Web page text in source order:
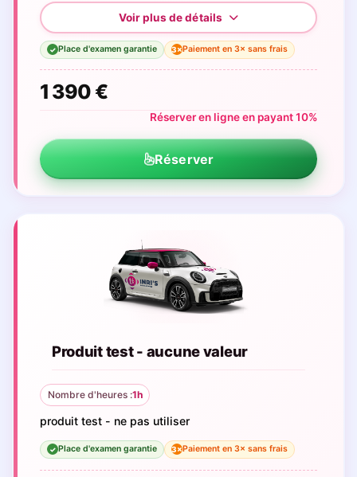
✓ Place d'examen garantie 3×Paiement en 3× sans frais
1 390 €
Réserver en ligne en payant 10%
Réserver
Produit test - aucune valeur
Nombre d'heures :1h
produit test - ne pas utiliser
✓ Place d'examen garantie 3×Paiement en 3× sans frais